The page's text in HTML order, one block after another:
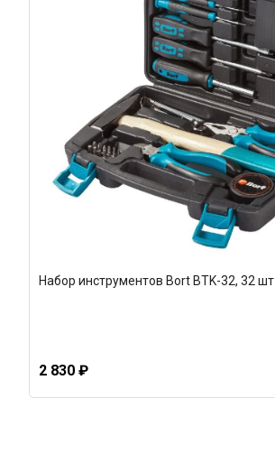
Набор инструментов Bort BTK-32, 32 шт
2 830 ₽